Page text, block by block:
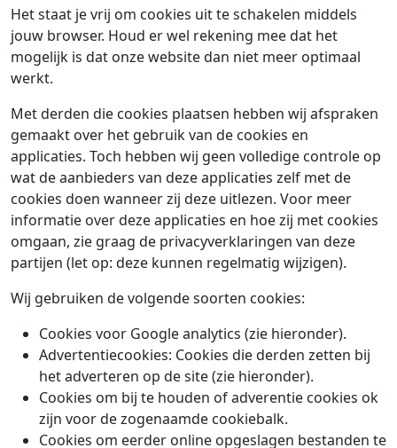
Het staat je vrij om cookies uit te schakelen middels
jouw browser. Houd er wel rekening mee dat het
mogelijk is dat onze website dan niet meer optimaal
werkt.
Met derden die cookies plaatsen hebben wij afspraken
gemaakt over het gebruik van de cookies en
applicaties. Toch hebben wij geen volledige controle op
wat de aanbieders van deze applicaties zelf met de
cookies doen wanneer zij deze uitlezen. Voor meer
informatie over deze applicaties en hoe zij met cookies
omgaan, zie graag de privacyverklaringen van deze
partijen (let op: deze kunnen regelmatig wijzigen).
Wij gebruiken de volgende soorten cookies:
Cookies voor Google analytics (zie hieronder).
Advertentiecookies: Cookies die derden zetten bij
het adverteren op de site (zie hieronder).
Cookies om bij te houden of adverentie cookies ok
zijn voor de zogenaamde cookiebalk.
Cookies om eerder online opgeslagen bestanden te